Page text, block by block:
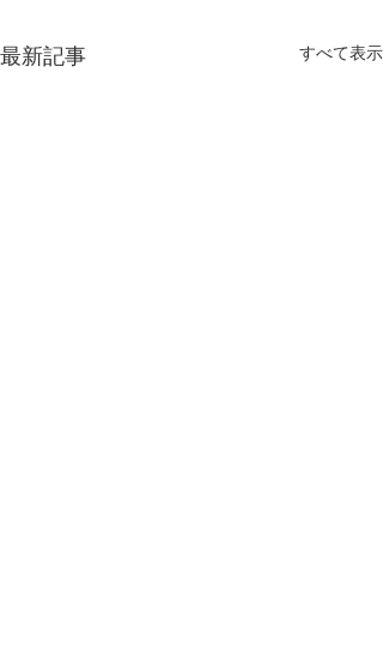
最新記事 すべて表示